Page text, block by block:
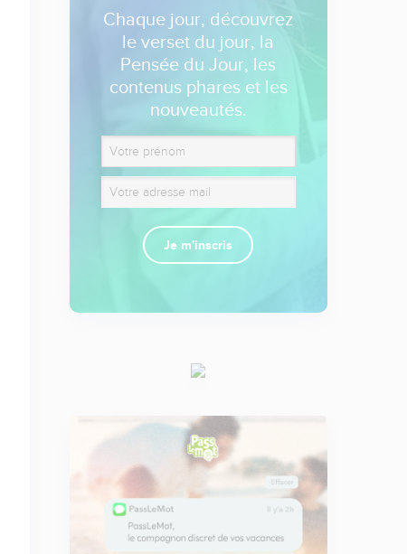
Chaque jour, découvrez
le verset du jour, la
Pensée du Jour, les
contenus phares et les
nouveautés.
Je m'inscris